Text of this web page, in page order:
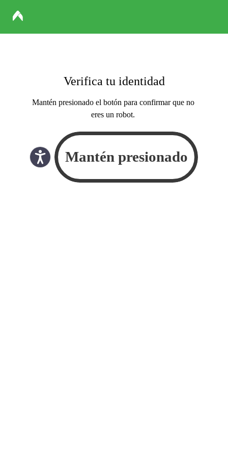
Verifica tu identidad
Mantén presionado el botón para confirmar que no
eres un robot.